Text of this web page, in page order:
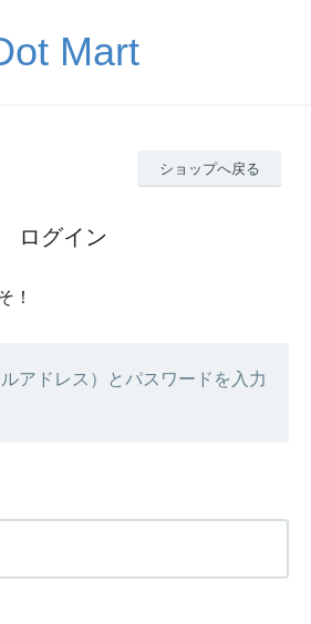
Mart
ショップへ戻る
ログイン
！
アドレス）とパスワードを入力